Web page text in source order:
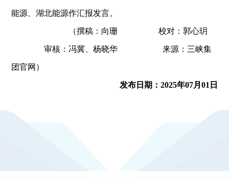
能源、湖北能源作汇报发言。
（撰稿：向珊 校对：郭心玥
审核：冯冀、杨晓华 来源：三峡集
团官网）
发布日期：2025年07月01日